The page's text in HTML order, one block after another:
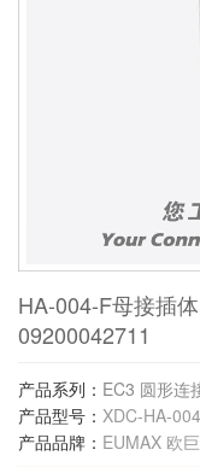
HA-004-F母接插
09200042711
产品系列： EC3 圆形连
产品型号： XDC-HA-
产品品牌： EUMAX 欧巨